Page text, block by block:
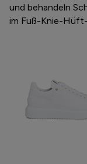
und behandeln
im Fuß-Knie-